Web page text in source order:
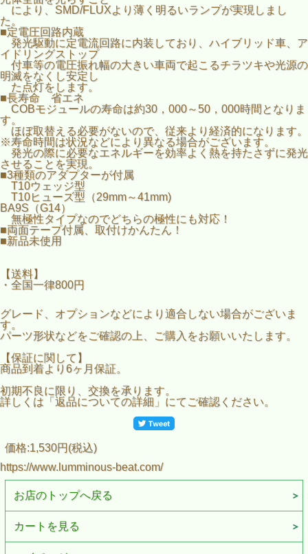
により、SMD/FLUXより薄く明るいランプが実現しまし
た。
■定電圧回路内蔵
発光駆動に定電流回路に内装しており、ハイブリッド車、ア
イドリングストップ
付車等の電圧振れ幅の大きい車両で起こるチラツキや光源の
明滅をなくし安定し
た点灯をします。
■長寿命 省エネ
COBモジュールの寿命は約30，000～50，000時間となりま
す。
ほぼ取替える必要がないので、従来より経済的になります。
※寿命時間は状況などにより異なる場合がございます。
発光の際に必要なエネルギーを効率よく熱を持たさずに発光
させることを実現。
■3種類のアダプターが付属
T10ウェッジ型
T10ヒューズ型（29mm～41mm)
BA9S（G14）
無極性タイプなのでどちらの極性にも対応！
■両面テープ付属、取付けかんたん！
■新品未使用
【送料】
・全国一律800円
グレード、オプションなどにより適合しない場合がございま
す。
パーツ形状などをご確認の上、ご購入をお願いいたします。
【保証に関して】
商品到着より6ヶ月保証。
初期不良に限り、交換を承ります。
詳しくは「返品についての詳細」にてご確認ください。
価格:1,530円(税込)
https://www.lumminous-beat.com/
お店のトップへ戻る
カートを見る